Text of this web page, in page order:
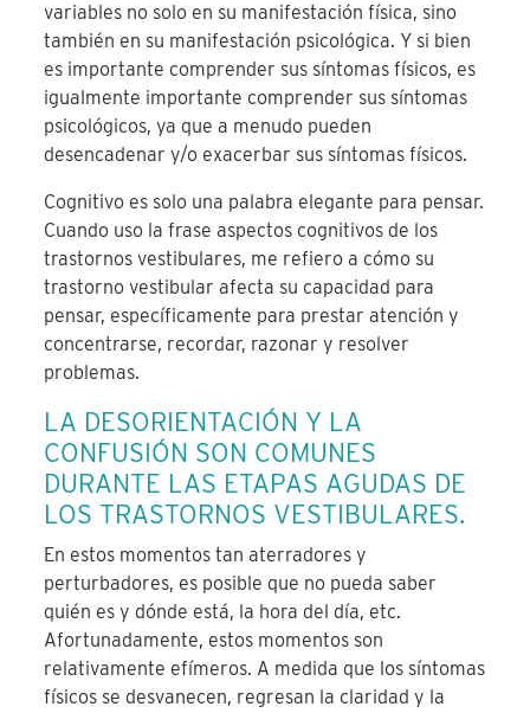
variables no solo en su manifestación física, sino
también en su manifestación psicológica. Y si bien
es importante comprender sus síntomas físicos, es
igualmente importante comprender sus síntomas
psicológicos, ya que a menudo pueden
desencadenar y/o exacerbar sus síntomas físicos.
Cognitivo es solo una palabra elegante para pensar.
Cuando uso la frase aspectos cognitivos de los
trastornos vestibulares, me refiero a cómo su
trastorno vestibular afecta su capacidad para
pensar, específicamente para prestar atención y
concentrarse, recordar, razonar y resolver
problemas.
LA DESORIENTACIÓN Y LA
CONFUSIÓN SON COMUNES
DURANTE LAS ETAPAS AGUDAS DE
LOS TRASTORNOS VESTIBULARES.
En estos momentos tan aterradores y
perturbadores, es posible que no pueda saber
quién es y dónde está, la hora del día, etc.
Afortunadamente, estos momentos son
relativamente efímeros. A medida que los síntomas
físicos se desvanecen, regresan la claridad y la